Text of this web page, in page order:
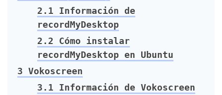
2.1 Información de
recordMyDesktop
2.2 Cómo instalar
recordMyDesktop en Ubuntu
3 Vokoscreen
3.1 Información de Vokoscreen